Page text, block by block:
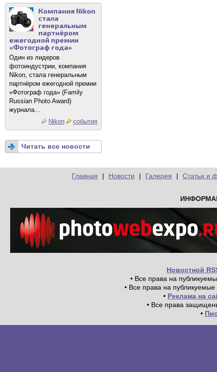
Компания Nikon
стала
генеральным
партнёром
ежегодной премии
«Фотограф года»
Один из лидеров
фотоиндустрии, компания
Nikon, стала генеральным
партнёром ежегодной премии
«Фотограф года» (Family
Russian Photo Award)
журнала...
Nikon
события
Читать все новости
Главная | Новости | Галерея | Статьи и
Новостной
• Все права на
• Все права на
• Реклама на
• Все права
•